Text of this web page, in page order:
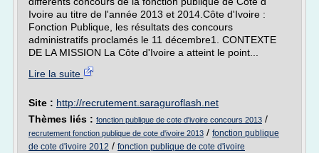
Ivoire au titre de l'année 2013 et 2014.Côte d'Ivoire :
Fonction Publique, les résultats des concours
administratifs proclamés le 11 décembre1. CONTEXTE
DE LA MISSION La Côte d'Ivoire a atteint le point...
Lire la suite
Site : http://recrutement.saraguroflash.net
Thèmes liés : fonction publique de cote d'ivoire concours 2013 /
recrutement fonction publique de cote d'ivoire 2013 / fonction publique
de cote d'ivoire 2012 / fonction publique de cote d'ivoire